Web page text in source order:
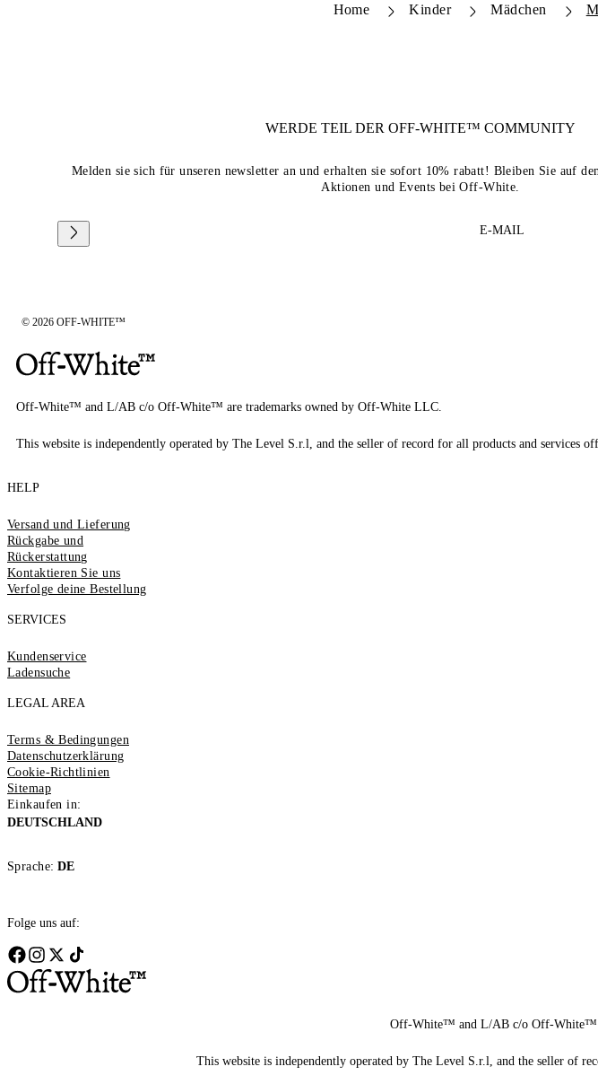
Home Kinder Mädchen
WERDE TEIL DEROFF-WHITE™ COMMUNITY
Melden sie sich für unseren newsletter an und erhalten sie sofort 10% rabatt! Bleiben Sie auf
Aktionen und Events bei Off-White.
E-MAIL
© 2026 OFF-WHITE™
Off-White™ and L/AB c/o Off-White™ are trademarks owned by Off-White LLC.
This website is independently operated by The Level S.r.l, and the seller of record for all products and services
HELP
Versand und Lieferung
Rückgabe und
Rückerstattung
Kontaktieren Sie uns
Verfolge deine Bestellung
SERVICES
Kundenservice
Ladensuche
LEGAL AREA
Terms & Bedingungen
Datenschutzerklärung
Cookie-Richtlinien
Sitemap
Einkaufen in:
DEUTSCHLAND
Sprache: DE
Folge uns auf:
Off-White™ and L/AB c/o Off-White™
This website is independently operated by The Level S.r.l, and the seller of